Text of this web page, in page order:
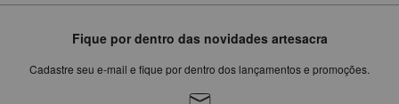
Fique por dentro das novidades artesacra
Cadastre seu e-mail e fique por dentro dos lançamentos e promoções.